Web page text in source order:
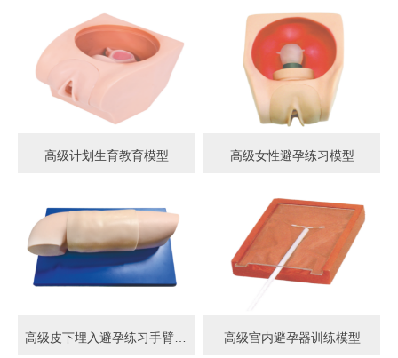
高级计划生育教育模型 高级女性避孕练习模型
高级皮下埋入避孕练习手臂模型 高级宫内避孕器训练模型